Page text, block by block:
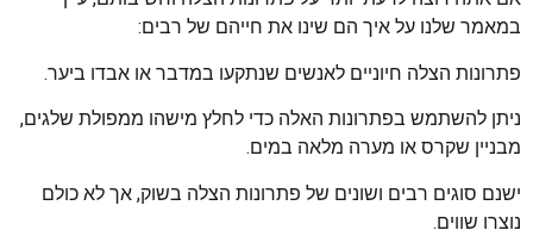
במאמר שלנו על איך הם שינו את חייהם של רבים:
פתרונות הצלה חיוניים לאנשים שנתקעו במדבר או אבדו ביער.
ניתן להשתמש בפתרונות האלה כדי לחלץ מישהו ממפולת שלגים,
מבניין שקרס או מערה מלאה במים.
ישנם סוגים רבים ושונים של פתרונות הצלה בשוק, אך לא כולם
נוצרו שווים.